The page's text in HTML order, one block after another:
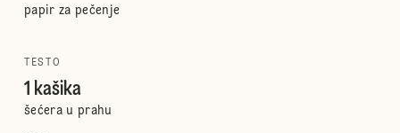
papir za pečenje
TESTO
1 kašika
šećera u prahu